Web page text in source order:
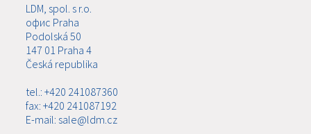
LDM, spol. s r.o.
офис Praha
Podolská 50
147 01 Praha 4
Česká republika
tel.: +420 241087360
fax: +420 241087192
E-mail: sale@ldm.cz